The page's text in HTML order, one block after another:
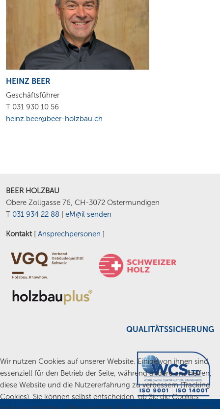
HEINZ BEER
Geschäftsführer
T 031 930 10 56
heinz.beer@beer-holzbau.ch
BEER HOLZBAU
Obere Zollgasse 76, CH-3072 Ostermundigen
T 031 934 22 88 eM@il senden
Kontakt [ Ansprechpersonen ]
QUALITÄTSSICHERUNG
Wir nutzen Cookies auf unserer Website. Einige von ihnen sind
essenziell für den Betrieb der Seite, während andere uns helfen,
diese Website und die Nutzererfahrung zu verbessern (Tracking
Cookies). Sie können selbst entscheiden, ob Sie die Cookies